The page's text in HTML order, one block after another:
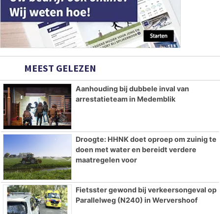
MEEST GELEZEN
Aanhouding bij dubbele inval van
arrestatieteam in Medemblik
Droogte: HHNK doet oproep om zuinig te
doen met water en bereidt verdere
maatregelen voor
Fietsster gewond bij verkeersongeval op
Parallelweg (N240) in Wervershoof